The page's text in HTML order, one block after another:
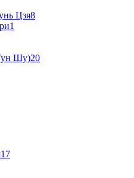
Цзя8
1
Шу)20
17